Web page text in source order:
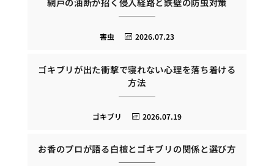
2026.07.23
害虫
ゴキブリが出た衝撃で寝れない心理を落ち着ける
方法
2026.07.19
ゴキブリ
お香のプロが語る白檀とゴキブリの関係と選び方